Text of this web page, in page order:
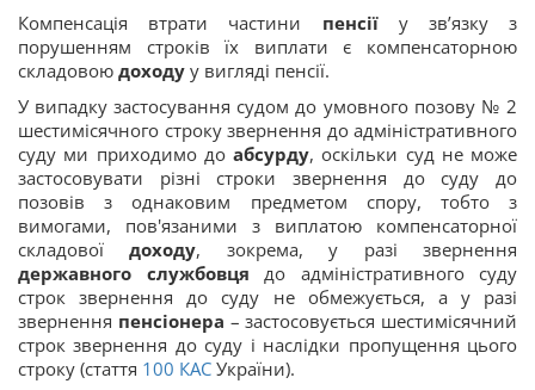
Компенсація втрати частини пенсіїу зв’язку з
порушенням строків їх виплати є компенсаторною
складовою доходу у вигляді пенсії.
У випадку застосування судом до умовного позову № 2
шестимісячного строку звернення до адміністративного
суду ми приходимо до абсурду, оскільки суд не може
застосовувати різні строки звернення до суду до
позовів з однаковим предметом спору, тобто з
вимогами, пов'язаними з виплатою компенсаторної
складовоїдоходу, зокрема, у разі звернення
державного службовця до адміністративного суду
строк звернення до суду не обмежується, а у разі
звернення пенсіонера – застосовується шестимісячний
строк звернення до суду і наслідки пропущення цього
строку (стаття 100 КАС України).